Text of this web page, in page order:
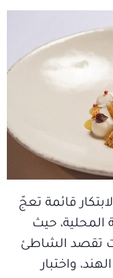
قائمة تعجّ
المحلية، حيث
تقصد الشاطئ
واختبار